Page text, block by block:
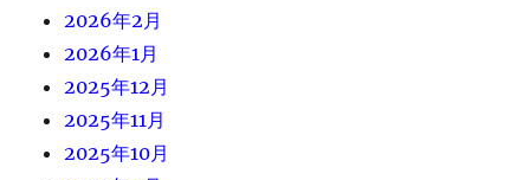
2026年2月
2026年1月
2025年12月
2025年11月
2025年10月